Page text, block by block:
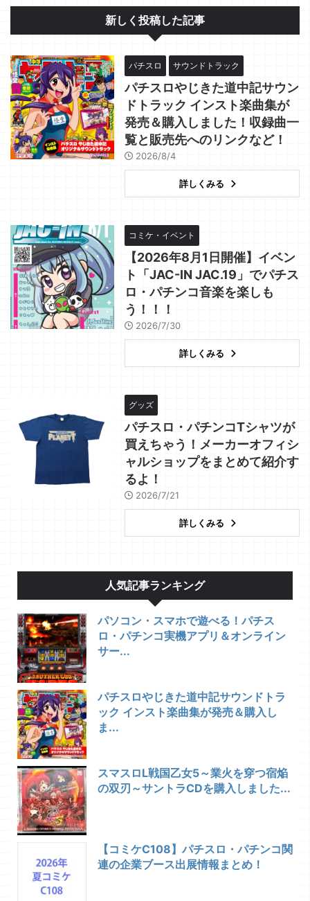
新しく投稿した記事
パチスロ サウンドトラック
パチスロやじきた道中記サウン
ドトラック インスト楽曲集が
発売＆購入しました！収録曲一
覧と販売先へのリンクなど！
2026/8/4
詳しくみる
コミケ・イベント
【2026年8月1日開催】イベン
ト「JAC-IN JAC.19」でパチス
ロ・パチンコ音楽を楽しも
う！！！
2026/7/30
詳しくみる
グッズ
パチスロ・パチンコTシャツが
買えちゃう！メーカーオフィシ
ャルショップをまとめて紹介す
るよ！
2026/7/21
詳しくみる
人気記事ランキング
パソコン・スマホで遊べる！パチス
ロ・パチンコ実機アプリ＆オンライン
サー...
パチスロやじきた道中記サウンドトラ
ック インスト楽曲集が発売＆購入し
ま...
スマスロL戦国乙女5～業火を穿つ宿焔
の双刃～サントラCDを購入しました...
【コミケC108】パチスロ・パチンコ関
連の企業ブース出展情報まとめ！